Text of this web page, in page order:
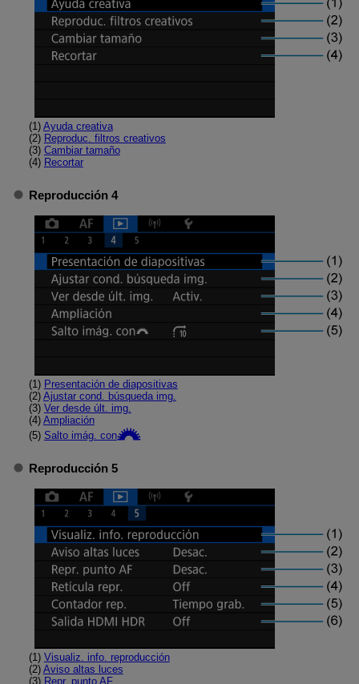
(1) Ayuda creativa
(2) Reproduc. filtros creativos
(3) Cambiar tamaño
(4) Recortar
Reproducción 4
(1) Presentación de diapositivas
(2) Ajustar cond. búsqueda img.
(3) Ver desde últ. img.
(4) Ampliación
(5) Salto imág. con
Reproducción 5
(1) Visualiz. info. reproducción
(2) Aviso altas luces
(3) Repr. punto AF